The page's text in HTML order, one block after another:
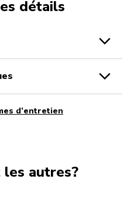
détails
d’entretien
autres?